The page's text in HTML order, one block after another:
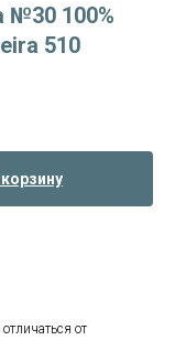
№30 100%
510
от